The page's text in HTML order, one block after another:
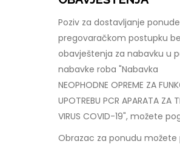
Poziv za dostavljanje
pregovaračkom postupku
obavještenja za nabavku u
nabavke roba "Nabavka
NEOPHODNE OPREME ZA
UPOTREBU PCR APARATA ZA
VIRUS COVID-19", možete
Obrazac za ponudu možete